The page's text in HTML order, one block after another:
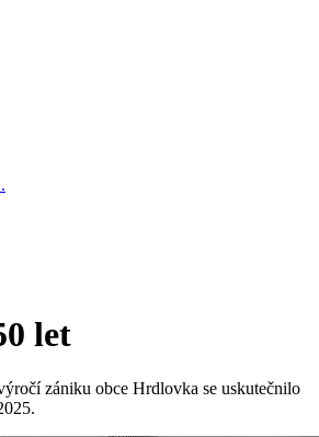
let
zániku obce Hrdlovka se uskutečnilo